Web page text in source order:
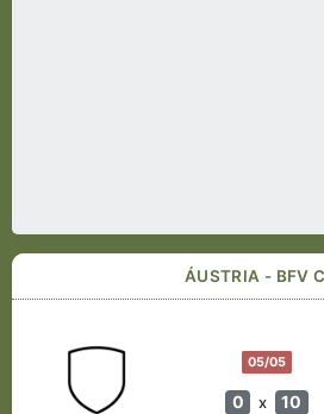
ÁUSTRIA - BFV
05/05
0 x 10